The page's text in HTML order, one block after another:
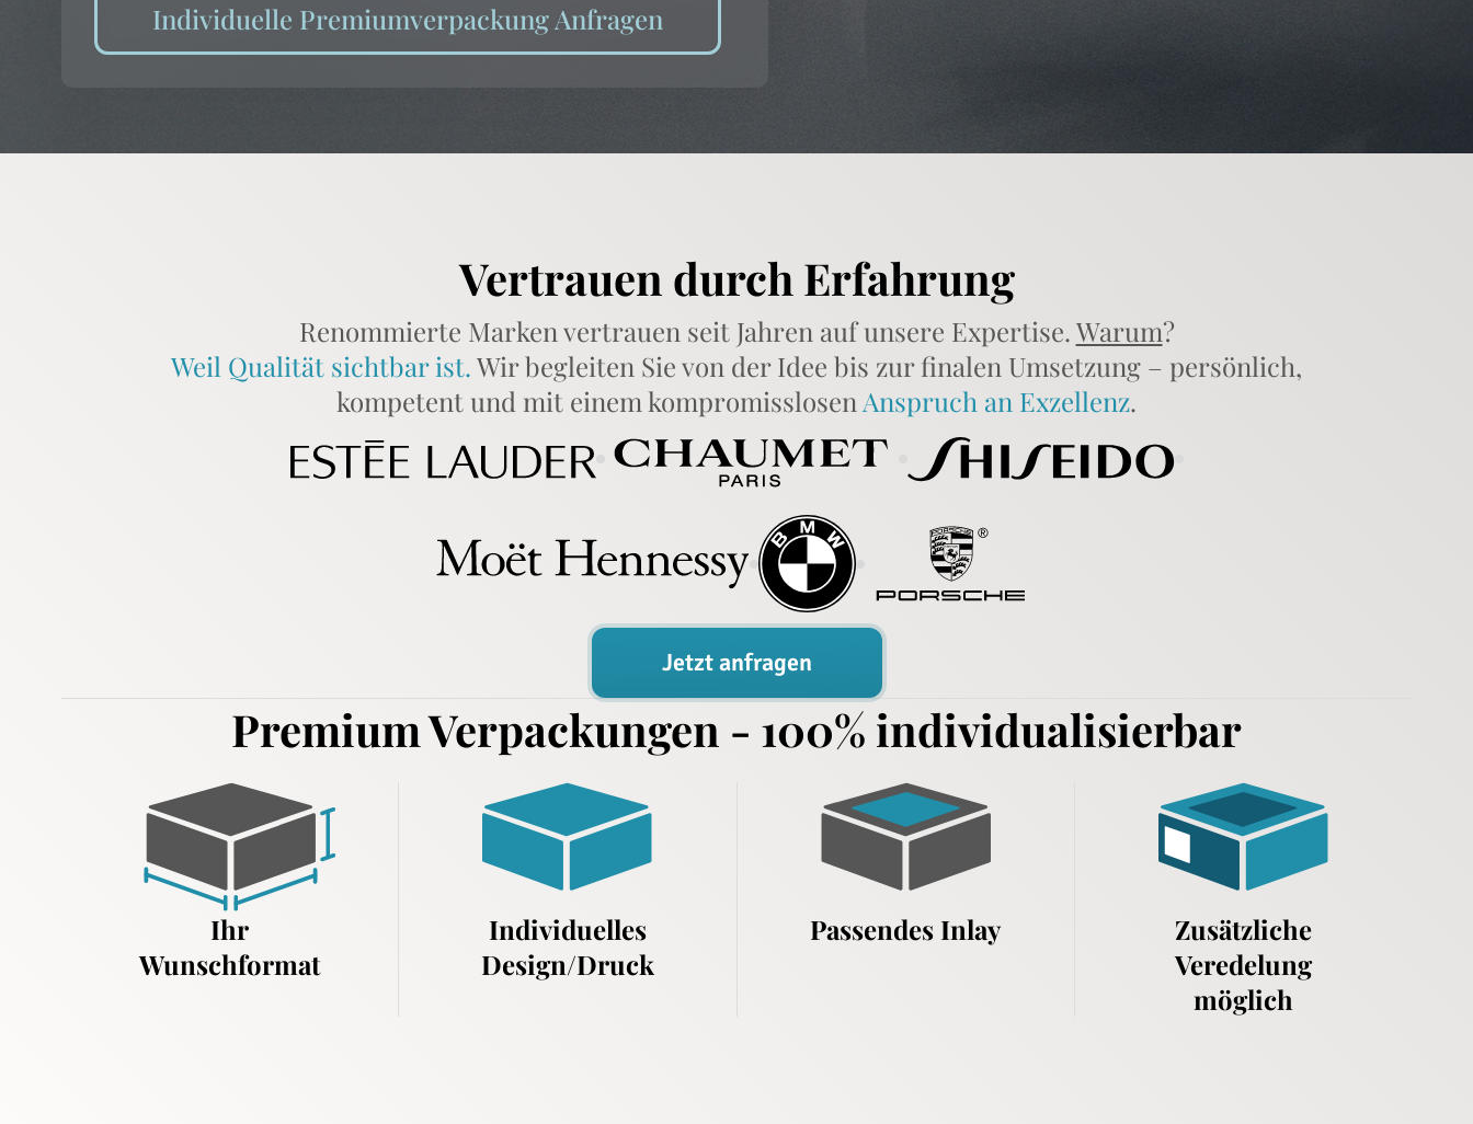
Individuelle Premiumverpackung Anfragen
Vertrauen durch Erfahrung
Renommierte Marken vertrauen seit Jahren auf unsere Expertise.Warum?
Weil Qualität sichtbar ist.Wir begleiten Sie von der Idee bis zur finalen Umsetzung – persönlich,
kompetent und mit einem kompromisslosen Anspruch an Exzellenz.
Jetzt anfragen
Premium Verpackungen - 100% individualisierbar
Ihr
Wunschformat
Individuelles
Design/Druck
Passendes Inlay
Zusätzliche
Veredelung
möglich